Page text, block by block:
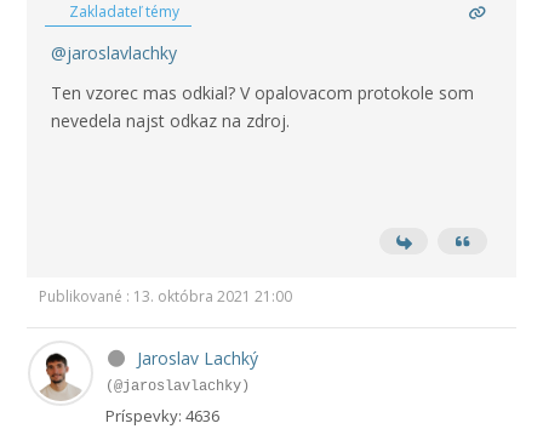
Zakladateľ témy
@jaroslavlachky
Ten vzorec mas odkial? V opalovacom protokole som
nevedela najst odkaz na zdroj.
Publikované : 13. októbra 2021 21:00
Jaroslav Lachký
(@jaroslavlachky)
Príspevky: 4636